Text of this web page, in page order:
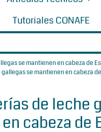
Tutoriales CONAFE
se mantienen en cabeza de
de leche
cabeza de